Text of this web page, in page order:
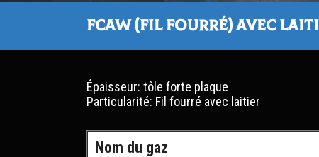
FCAW (FIL FOURRÉ) Avec
Épaisseur: tôle forte plaque
Particularité: Fil fourré avec laitier
Nom du gaz